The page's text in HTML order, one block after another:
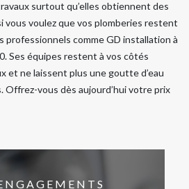
surtout qu’elles obtiennent des
vous voulez que vos plomberies restent
professionnels comme GD installation à
Ses équipes restent à vos côtés
et ne laissent plus une goutte d’eau
Offrez-vous dès aujourd’hui votre prix